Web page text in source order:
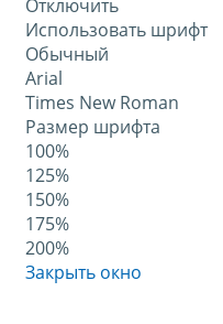
Отключить
Использовать шрифт
Обычный
Arial
Times New Roman
Размер шрифта
100%
125%
150%
175%
200%
Закрыть окно